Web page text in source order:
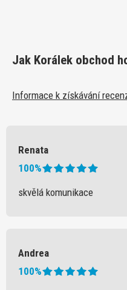
Jak Korálek obchod
Informace k získávání
Renata
100%
skvělá komunikace
Andrea
100%